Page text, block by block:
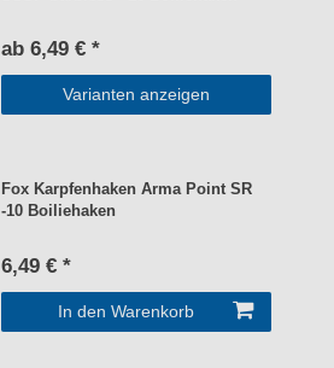
ab 6,49 € *
Varianten anzeigen
Fox Karpfenhaken Arma Point SR
-10 Boiliehaken
6,49 € *
In den Warenkorb